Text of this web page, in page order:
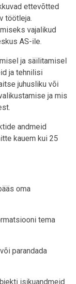
ettevõtted
töötleja.
vajalikud
AS-ile.
ja säilitamisel
ja tehnilisi
juhusliku või
ja mis
andmeid
kauem kui 25
oma
tema
parandada
isikuandmeid